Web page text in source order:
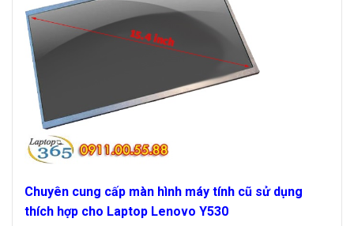
Chuyên cung cấp màn hình máy tính cũ sử dụng
thích hợp cho Laptop Lenovo Y530